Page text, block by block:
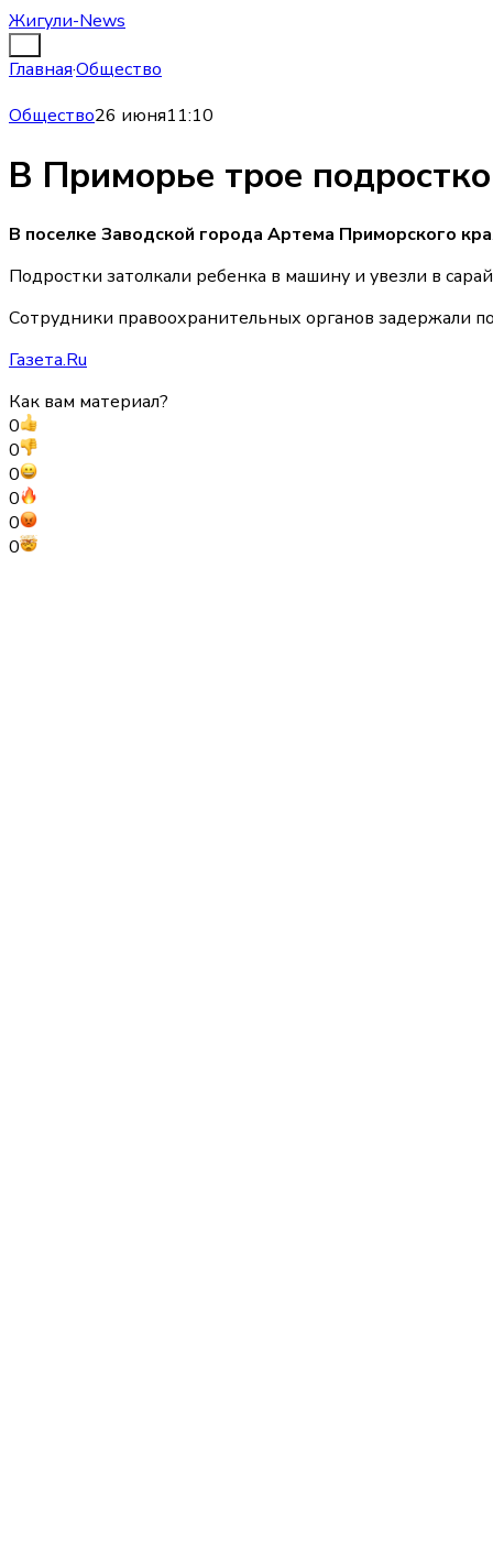
Жигули-News
Главная·Общество
Общество26 июня11:10
В Приморье трое
В поселке Заводской города Артема Приморского
Подростки затолкали ребенка в машину и увезли в
Сотрудники правоохранительных органов задержали
Газета.Ru
Как вам материал?
0
0
0
0
0
0